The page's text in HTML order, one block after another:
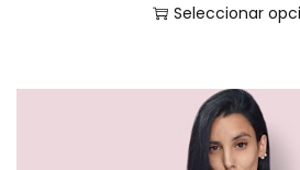
Seleccionar
t
e
p